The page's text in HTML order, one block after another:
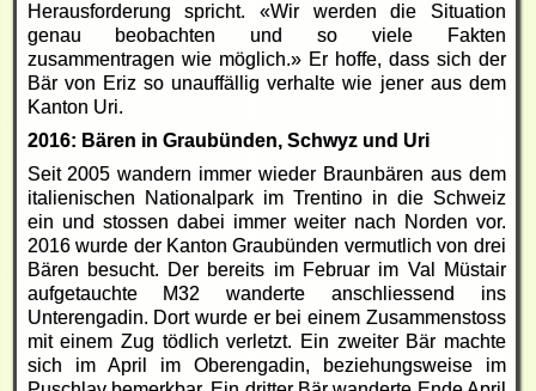
Herausforderung spricht. «Wir werden die Situation
genau beobachten und so viele Fakten
zusammentragen wie möglich.» Er hoffe, dass sich der
Bär von Eriz so unauffällig verhalte wie jener aus dem
Kanton Uri.
2016: Bären in Graubünden, Schwyz und Uri
Seit 2005 wandern immer wieder Braunbären aus dem
italienischen Nationalpark im Trentino in die Schweiz
ein und stossen dabei immer weiter nach Norden vor.
2016 wurde der Kanton Graubünden vermutlich von drei
Bären besucht. Der bereits im Februar im Val Müstair
aufgetauchte M32 wanderte anschliessend ins
Unterengadin. Dort wurde er bei einem Zusammenstoss
mit einem Zug tödlich verletzt. Ein zweiter Bär machte
sich im April im Oberengadin, beziehungsweise im